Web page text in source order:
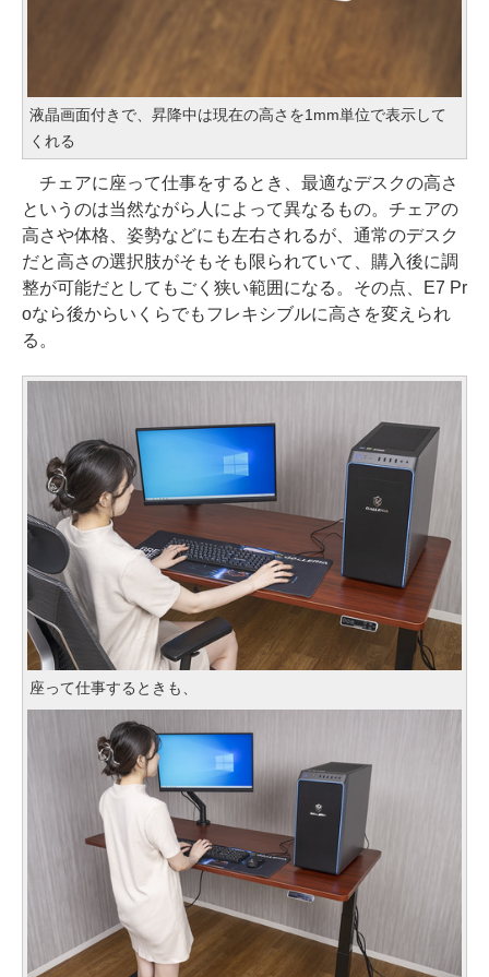
液晶画面付きで、昇降中は現在の高さを1mm単位で表示して
くれる
チェアに座って仕事をするとき、最適なデスクの高さ
というのは当然ながら人によって異なるもの。チェアの
高さや体格、姿勢などにも左右されるが、通常のデスク
だと高さの選択肢がそもそも限られていて、購入後に調
整が可能だとしてもごく狭い範囲になる。その点、E7 Pr
oなら後からいくらでもフレキシブルに高さを変えられ
る。
座って仕事するときも、